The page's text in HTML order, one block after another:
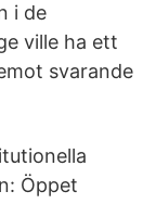
i de
ville ha ett
svarande
Öppet